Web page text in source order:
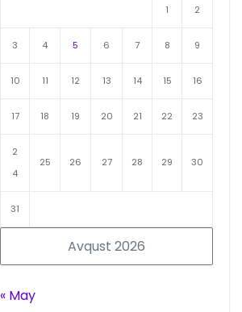
Avqust 2026
1 2
3 4 5 6 7 8 9
10 11 12 13 14 15 16
17 18 19 20 21 22 23
2
4
25 26 27 28 29 30
31
« May